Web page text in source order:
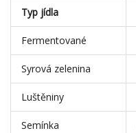
Typ jídla
Fermentované
Syrová zelenina
Luštěniny
Semínka